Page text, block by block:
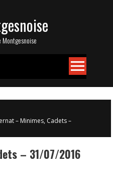
– Minimes, Cadets –
– 31/07/2016